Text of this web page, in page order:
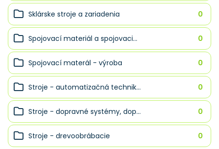
Sklárske stroje a zariadenia 0
Spojovací materiál a spojovaci... 0
Spojovací materál - výroba 0
Stroje - automatizačná technik... 0
Stroje - dopravné systémy, dop... 0
Stroje - drevoobrábacie 0